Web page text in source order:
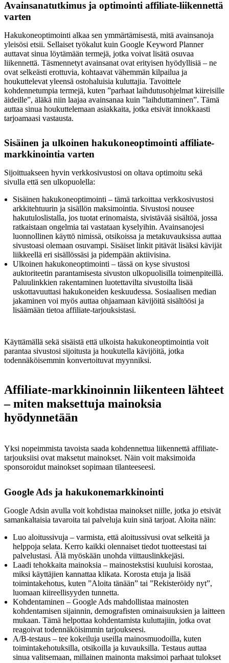
Avainsanatutkimus ja optimointi affiliate-liikennettä
varten
Hakukoneoptimointi alkaa sen ymmärtämisestä, mitä avainsanoja
yleisösi etsii. Sellaiset työkalut kuin Google Keyword Planner
auttavat sinua löytämään termejä, jotka voivat lisätä osuvaa
liikennettä. Täsmennetyt avainsanat ovat erityisen hyödyllisiä – ne
ovat selkeästi erottuvia, kohtaavat vähemmän kilpailua ja
houkuttelevat yleensä ostohaluisia kuluttajia. Tavoittele
kohdennetumpia termejä, kuten ”parhaat laihdutusohjelmat kiireisille
äideille”, äläkä niin laajaa avainsanaa kuin ”laihduttaminen”. Tämä
auttaa sinua houkuttelemaan asiakkaita, jotka etsivät innokkaasti
tarjoamaasi vastausta.
Sisäinen ja ulkoinen hakukoneoptimointi affiliate-
markkinointia varten
Sijoittuakseen hyvin verkkosivustosi on oltava optimoitu sekä
sivulla että sen ulkopuolella:
Sisäinen hakukoneoptimointi – tämä tarkoittaa verkkosivustosi
arkkitehtuurin ja sisällön maksimointia. Sivustosi nousee
hakutuloslistalla, jos tuotat erinomaista, sivistävää sisältöä, jossa
ratkaistaan ongelmia tai vastataan kyselyihin. Avainsanojesi
luonnollinen käyttö nimissä, otsikoissa ja metakuvauksissa auttaa
sivustoasi olemaan osuvampi. Sisäiset linkit pitävät lisäksi kävijät
liikkeellä eri sisällössäsi ja pidempään aktiivisina.
Ulkoinen hakukoneoptimointi – tässä on kyse sivustosi
auktoriteetin parantamisesta sivuston ulkopuolisilla toimenpiteillä.
Paluulinkkien rakentaminen luotettavilta sivustoilta lisää
uskottavuuttasi hakukoneiden keskuudessa. Sosiaalisen median
jakaminen voi myös auttaa ohjaamaan kävijöitä sisältöösi ja
lisäämään tietoa affiliate-tarjouksistasi.
Käyttämällä sekä sisäistä että ulkoista hakukoneoptimointia voit
parantaa sivustosi sijoitusta ja houkutella kävijöitä, jotka
todennäköisemmin konvertoituvat myynniksi.
Affiliate-markkinoinnin liikenteen lähteet
– miten maksettuja mainoksia
hyödynnetään
Yksi nopeimmista tavoista saada kohdennettua liikennettä affiliate-
tarjouksiisi ovat maksetut mainokset. Näin voit maksimoida
sponsoroidut mainokset sopimaan tilanteeseesi.
Google Ads ja hakukonemarkkinointi
Google Adsin avulla voit kohdistaa mainokset niille, jotka jo etsivät
samankaltaisia tavaroita tai palveluja kuin sinä tarjoat. Aloita näin:
Luo aloitussivuja – varmista, että aloitussivusi ovat selkeitä ja
helppoja selata. Kerro kaikki olennaiset tiedot tuotteestasi tai
palvelustasi. Älä myöskään unohda viittauslinkkejäsi.
Laadi tehokkaita mainoksia – mainostekstisi kuuluisi korostaa,
miksi käyttäjien kannattaa klikata. Korosta etuja ja lisää
toimintakehotus, kuten ”Aloita tänään” tai ”Rekisteröidy nyt”,
luomaan kiireellisyyden tunnetta.
Kohdentaminen – Google Ads mahdollistaa mainosten
kohdentamisen sijainnin, demografisten ominaisuuksien ja laitteen
mukaan. Tämä helpottaa kohdentamista kuluttajiin, jotka ovat
reagoivat todennäköisimmin tarjoukseesi.
A/B-testaus – tee kokeiluja useilla mainosmuodoilla, kuten
toimintakehotuksilla, otsikoilla ja kuvauksilla. Testaus auttaa
sinua valitsemaan, millainen mainonta maksimoi parhaat tulokset